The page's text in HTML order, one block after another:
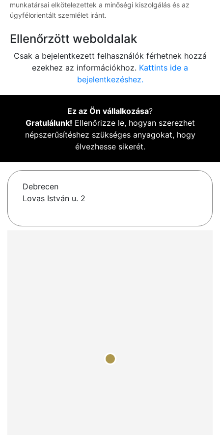
munkatársai elkötelezettek a minőségi kiszolgálás és az
ügyfélorientált szemlélet iránt.
Ellenőrzött weboldalak
Csak a bejelentkezett felhasználók férhetnek hozzá
ezekhez az információkhoz. Kattints ide a
bejelentkezéshez.
Ez az Ön vállalkozása?
Gratulálunk! Ellenőrizze le, hogyan szerezhet
népszerűsítéshez szükséges anyagokat, hogy
élvezhesse sikerét.
Debrecen
Lovas István u. 2